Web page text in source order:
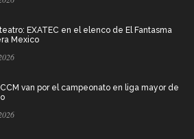
EXATEC en el elenco de El Fantasma
Mexico
van por el campeonato en liga mayor de